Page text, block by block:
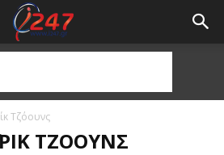
Τζόουνς
ΤΖΌΟΥΝΣ